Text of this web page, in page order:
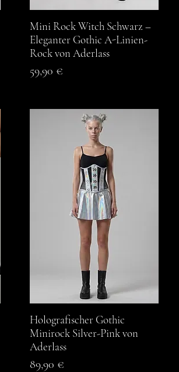
Schnellansicht
Mini Rock Witch Schwarz –
Eleganter Gothic A-Linien-
Rock von Aderlass
Preis
59,90 €
Schnellansicht
Holografischer Gothic
Minirock Silver-Pink von
Aderlass
Preis
89,90 €